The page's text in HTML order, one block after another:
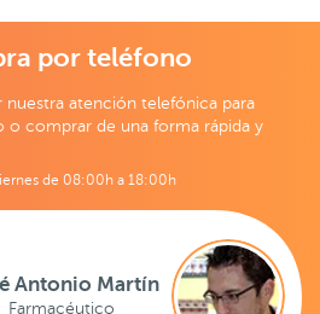
por teléfono
nuestra atención telefónica para
o comprar de una forma rápida y
de 08:00h a 18:00h
Antonio Martín
Farmacéutico